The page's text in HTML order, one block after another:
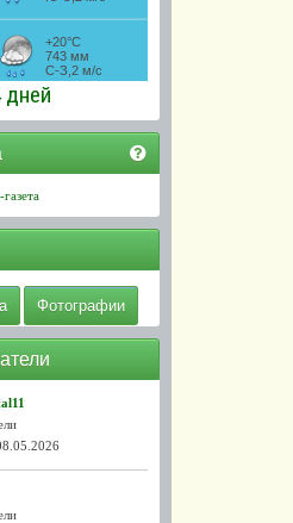
дней
Фотографии